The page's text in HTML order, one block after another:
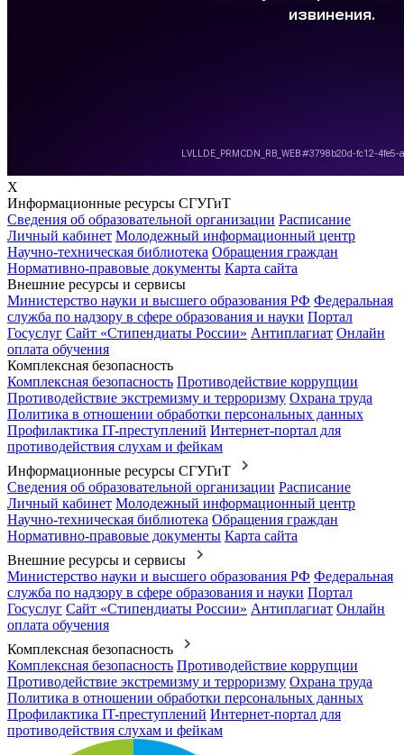
X
Информационные ресурсы СГУГиТ
Сведения об образовательной организации Расписание
Личный кабинет Молодежный информационный центр
Научно-техническая библиотека Обращения граждан
Нормативно-правовые документы Карта сайта
Внешние ресурсы и сервисы
Министерство науки и высшего образования РФ Федеральная
служба по надзору в сфере образования и науки Портал
Госуслуг Сайт «Стипендиаты России» Антиплагиат Онлайн
оплата обучения
Комплексная безопасность
Комплексная безопасность Противодействие коррупции
Противодействие экстремизму и терроризму Охрана труда
Политика в отношении обработки персональных данных
Профилактика IT-преступлений Интернет-портал для
противодействия слухам и фейкам
Информационные ресурсы СГУГиТ
Сведения об образовательной организации Расписание
Личный кабинет Молодежный информационный центр
Научно-техническая библиотека Обращения граждан
Нормативно-правовые документы Карта сайта
Внешние ресурсы и сервисы
Министерство науки и высшего образования РФ Федеральная
служба по надзору в сфере образования и науки Портал
Госуслуг Сайт «Стипендиаты России» Антиплагиат Онлайн
оплата обучения
Комплексная безопасность
Комплексная безопасность Противодействие коррупции
Противодействие экстремизму и терроризму Охрана труда
Политика в отношении обработки персональных данных
Профилактика IT-преступлений Интернет-портал для
противодействия слухам и фейкам